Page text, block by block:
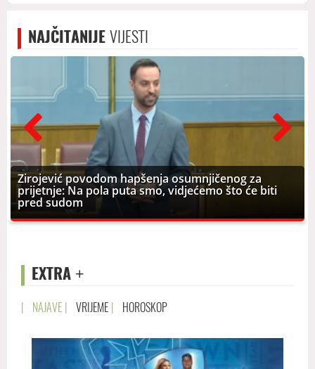
NAJČITANIJE VIJESTI
Zirojević povodom hapšenja osumnjičenog za
prijetnje: Na pola puta smo, vidjećemo što će biti
pred sudom
EXTRA +
NAJAVE VRIJEME HOROSKOP